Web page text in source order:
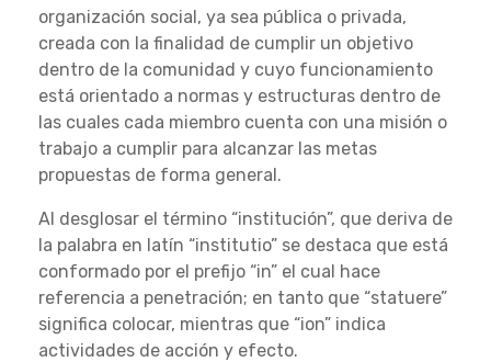
organización social, ya sea pública o privada,
creada con la finalidad de cumplir un objetivo
dentro de la comunidad y cuyo funcionamiento
está orientado a normas y estructuras dentro de
las cuales cada miembro cuenta con una misión o
trabajo a cumplir para alcanzar las metas
propuestas de forma general.
Al desglosar el término “institución”, que deriva de
la palabra en latín “institutio” se destaca que está
conformado por el prefijo “in” el cual hace
referencia a penetración; en tanto que “statuere”
significa colocar, mientras que “ion” indica
actividades de acción y efecto.